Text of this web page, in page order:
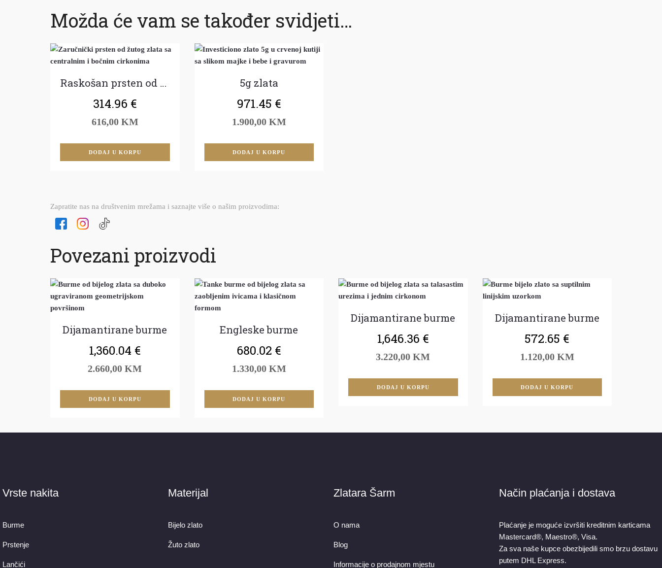
Možda će vam se također svidjeti…
Raskošan prsten od žutog zlata
314.96 €
616,00 KM
DODAJ U KORPU
5g zlata
971.45 €
1.900,00 KM
DODAJ U KORPU
Zapratite nas na društvenim mrežama i saznajte više o našim proizvodima:
Povezani proizvodi
Dijamantirane burme
1,360.04 €
2.660,00 KM
DODAJ U KORPU
Engleske burme
680.02 €
1.330,00 KM
DODAJ U KORPU
Dijamantirane burme
1,646.36 €
3.220,00 KM
DODAJ U KORPU
Dijamantirane burme
572.65 €
1.120,00 KM
DODAJ U KORPU
Vrste nakita
Burme
Prstenje
Lančići
Materijal
Bijelo zlato
Žuto zlato
Zlatara Šarm
O nama
Blog
Informacije o prodajnom mjestu
Način plaćanja i dostava
Plaćanje je moguće izvršiti kreditnim karticama
Mastercard®, Maestro®, Visa.
Za sva naše kupce obezbijedili smo brzu dostavu
putem DHL Express.